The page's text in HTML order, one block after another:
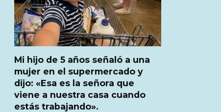
Mi hijo de 5 años señaló a una
mujer en el supermercado y
dijo: «Esa es la señora que
viene a nuestra casa cuando
estás trabajando».